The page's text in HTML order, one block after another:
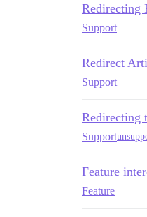
Redirecting
Support
Redirect
Support
Redirecting
Support
Feature
Feature